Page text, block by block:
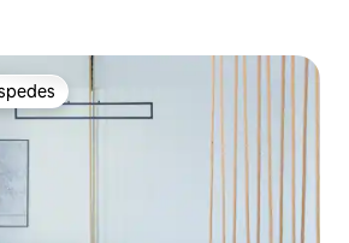
dos hóspedes